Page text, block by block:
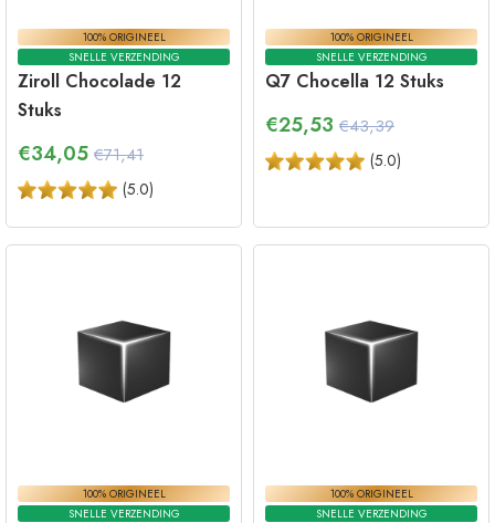
100% ORIGINEEL
SNELLE VERZENDING
Ziroll Chocolade 12
Stuks
€34,05 €71,41
(5.0)
100% ORIGINEEL
SNELLE VERZENDING
Q7 Chocella 12 Stuks
€25,53 €43,39
(5.0)
100% ORIGINEEL
SNELLE VERZENDING
100% ORIGINEEL
SNELLE VERZENDING